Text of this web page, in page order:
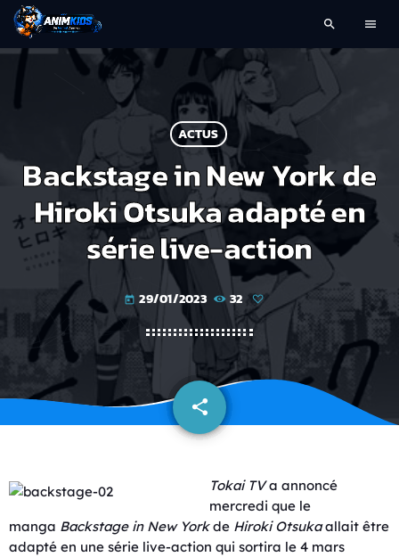
search menu
ACTUS
Backstage in New York de
Hiroki Otsuka adapté en
série live-action
today 29/01/2023 32
share
email
Tokai TVa annoncé
mercredi que le
manga Backstage in New Yorkde Hiroki Otsukaallait être
adapté en une série live-action qui sortira le 4 mars